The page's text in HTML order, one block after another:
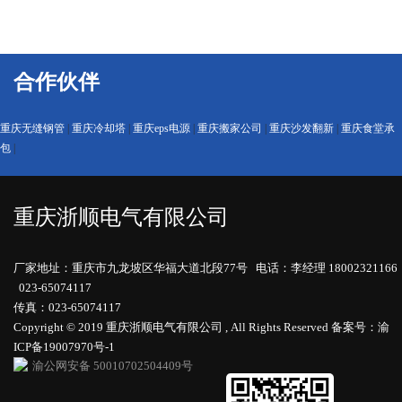
合作伙伴
重庆无缝钢管 重庆冷却塔 重庆eps电源 重庆搬家公司 重庆沙发翻新 重庆食堂承
包
重庆浙顺电气有限公司
厂家地址：重庆市九龙坡区华福大道北段77号 电话：李经理 18002321166
023-65074117
传真：023-65074117
Copyright © 2019 重庆浙顺电气有限公司 , All Rights Reserved 备案号：渝
ICP备19007970号-1
渝公网安备 50010702504409号